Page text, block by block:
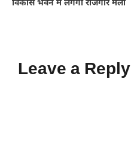
विकास भवन में लगेगा रोजगार मेला
Leave a Reply